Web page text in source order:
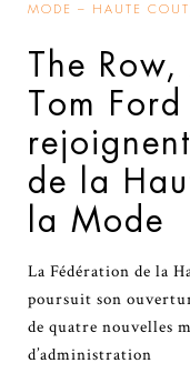
MODE – HAUTE
The Row,
Tom
de la
la Mode
La Fédération de la
poursuit son
de quatre nouvelles
d’administration